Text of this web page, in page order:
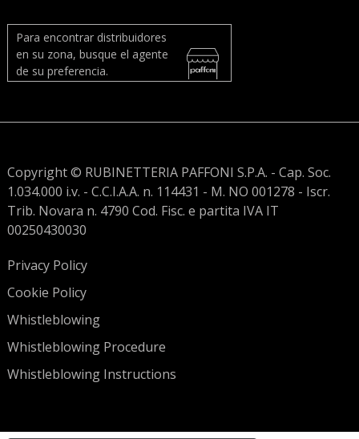
Para encontrar distribuidores
en su zona, busque el agente
de su preferencia.
Copyright © RUBINETTERIA PAFFONI S.P.A. - Cap. Soc.
1.034.000 i.v. - C.C.I.A.A. n. 114431 - M. NO 001278 - Iscr.
Trib. Novara n. 4790 Cod. Fisc. e partita IVA IT
00250430030
Privacy Policy
Cookie Policy
Whistleblowing
Whistleblowing Procedure
Whistleblowing Instructions